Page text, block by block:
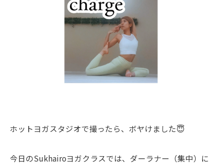
ホットヨガスタジオで撮ったら、ボヤけました😇
今日のSukhairoヨガクラスでは、ダーラナー（集中）に